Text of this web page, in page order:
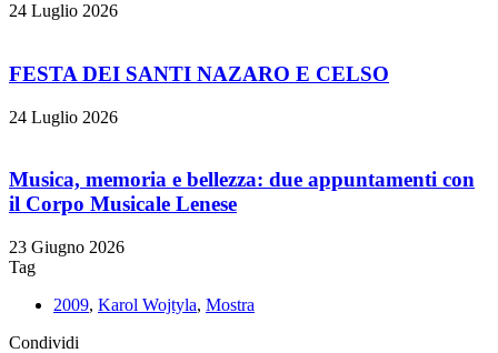
24 Luglio 2026
FESTA DEI SANTI NAZARO E CELSO
24 Luglio 2026
Musica, memoria e bellezza: due appuntamenti con
il Corpo Musicale Lenese
23 Giugno 2026
Tag
2009, Karol Wojtyla, Mostra
Condividi